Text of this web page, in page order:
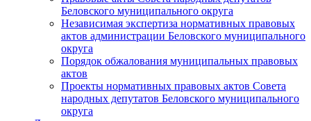
Беловского муниципального округа
Независимая экспертиза нормативных правовых
актов администрации Беловского муниципального
округа
Порядок обжалования муниципальных правовых
актов
Проекты нормативных правовых актов Совета
народных депутатов Беловского муниципального
округа